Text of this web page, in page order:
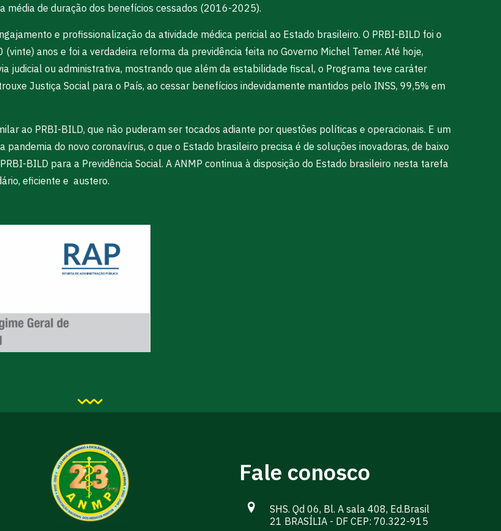
média de duração dos benefícios cessados (2016-2025).
e profissionalização da atividade médica pericial ao Estado brasileiro. O PRBI-BILD foi o
anos e foi a verdadeira reforma da previdência feita no Governo Michel Temer. Até hoje,
judicial ou administrativa, mostrando que além da estabilidade fiscal, o Programa teve caráter
Justiça Social para o País, ao cessar benefícios indevidamente mantidos pelo INSS, 99,5% em
ao PRBI-BILD, que não puderam ser tocados adiante por questões políticas e operacionais. E um
do novo coronavírus, o que o Estado brasileiro precisa é de soluções inovadoras, de baixo
BILD para a Previdência Social. A ANMP continua à disposição do Estado brasileiro nesta tarefa
eficiente e austero.
Fale conosco
SHS. Qd 06, Bl. A sala 408, Ed.Brasil
21 BRASÍLIA - DF CEP: 70.322-915